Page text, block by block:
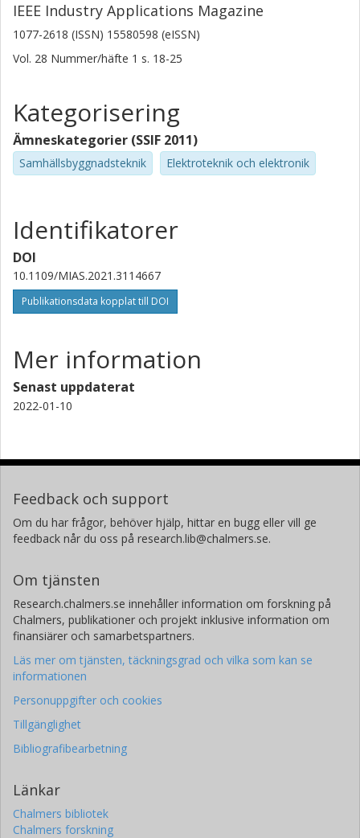
IEEE Industry Applications Magazine
1077-2618 (ISSN) 15580598 (eISSN)
Vol. 28 Nummer/häfte 1 s. 18-25
Kategorisering
Ämneskategorier (SSIF 2011)
Samhällsbyggnadsteknik Elektroteknik och elektronik
Identifikatorer
DOI
10.1109/MIAS.2021.3114667
Publikationsdata kopplat till DOI
Mer information
Senast uppdaterat
2022-01-10
Feedback och support
Om du har frågor, behöver hjälp, hittar en bugg eller vill ge
feedback når du oss på research.lib@chalmers.se.
Om tjänsten
Research.chalmers.se innehåller information om forskning på
Chalmers, publikationer och projekt inklusive information om
finansiärer och samarbetspartners.
Läs mer om tjänsten, täckningsgrad och vilka som kan se
informationen
Personuppgifter och cookies
Tillgänglighet
Bibliografibearbetning
Länkar
Chalmers bibliotek
Chalmers forskning